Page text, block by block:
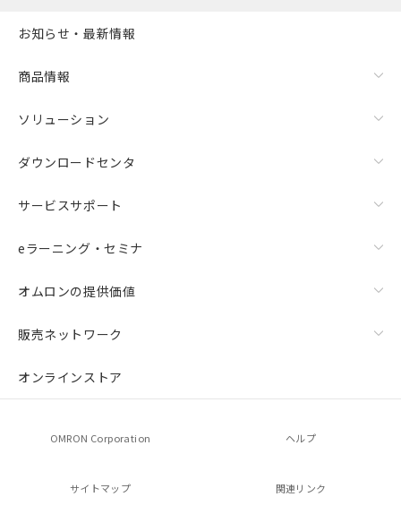
お知らせ・最新情報
商品情報
ソリューション
ダウンロードセンタ
サービスサポート
eラーニング・セミナ
オムロンの提供価値
販売ネットワーク
オンラインストア
OMRON Corporation ヘルプ
サイトマップ 関連リンク